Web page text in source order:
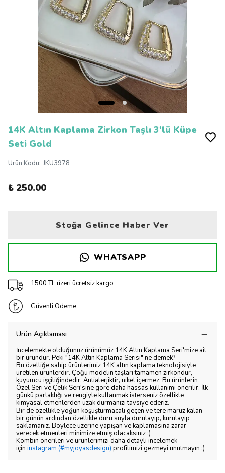
14K Altın Kaplama Zirkon Taşlı 3'lü Küpe
Seti Gold
Ürün Kodu: JKU3978
₺ 250.00
Stoğa Gelince Haber Ver
WHATSAPP
1500 TL üzeri ücretsiz kargo
Güvenli Ödeme
Ürün Açıklaması
İncelemekte olduğunuz ürünümüz 14K Altın Kaplama Seri'mize ait
bir üründür. Peki "14K Altın Kaplama Serisi" ne demek?
Bu özelliğe sahip ürünlerimiz 14K altın kaplama teknolojisiyle
üretilen ürünlerdir. Çoğu modelin taşları tamamen zirkondur,
kuyumcu işçiliğindedir. Antialerjiktir, nikel içermez. Bu ürünlerin
Özel Seri ve Çelik Seri'sine göre daha hassas kullanımı önerilir. İlk
günkü parlaklığı ve rengiyle kullanmak isterseniz özellikle
kimyasal etmenlerden uzak durmanızı tavsiye ederiz.
Bir de özellikle yoğun koşuşturmacalı geçen ve tere maruz kalan
bir günün ardından özellikle duru suyla durulayıp, kurulayıp
saklamanız. Böylece üzerine yapışan ve kaplamasına zarar
verecek etmenleri minimize etmiş olacaksınız :)
Kombin önerileri ve ürünlerimizi daha detaylı incelemek
için instagram (#myjoyasdesign) profilimizi gezmeyi unutmayın :)